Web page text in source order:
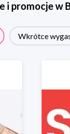
i promocje w
Wkrótce